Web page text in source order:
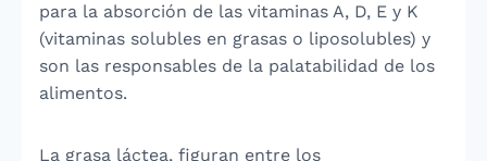
para la absorción de las vitaminas A, D, E y K
(vitaminas solubles en grasas o liposolubles) y
son las responsables de la palatabilidad de los
alimentos.
La grasa láctea, figuran entre los